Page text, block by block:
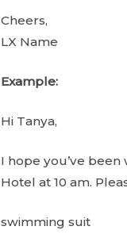
Cheers,
LX Name
Example:
Hi Tanya,
I hope you’ve
Hotel at 10 am.
swimming suit